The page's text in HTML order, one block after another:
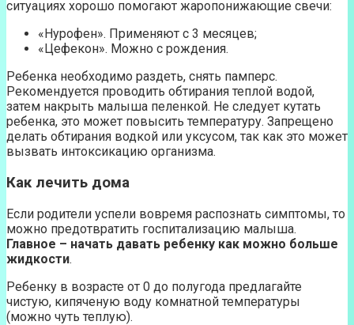
ситуациях хорошо помогают жаропонижающие свечи:
«Нурофен». Применяют с 3 месяцев;
«Цефекон». Можно с рождения.
Ребенка необходимо раздеть, снять памперс.
Рекомендуется проводить обтирания теплой водой,
затем накрыть малыша пеленкой. Не следует кутать
ребенка, это может повысить температуру. Запрещено
делать обтирания водкой или уксусом, так как это может
вызвать интоксикацию организма.
Как лечить дома
Если родители успели вовремя распознать симптомы, то
можно предотвратить госпитализацию малыша.
Главное – начать давать ребенку как можно больше
жидкости.
Ребенку в возрасте от 0 до полугода предлагайте
чистую, кипяченую воду комнатной температуры
(можно чуть теплую).